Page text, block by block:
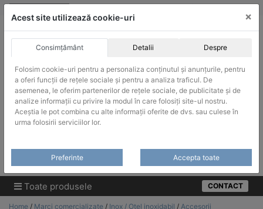
Skip
ACHIZITII PUBLICE
Produsele pot fi achizitionate si in sistemul SEAP / SICAP
Products
Toate produsele CONTACT
Home / Marci comercializate / Inox / Otel inoxidabil / Accesorii
Acest site utilizează cookie-uri ×
Consimțământ Detalii Despre
Folosim cookie-uri pentru a personaliza conținutul și anunțurile, pentru
a oferi funcții de rețele sociale și pentru a analiza traficul. De
asemenea, le oferim partenerilor de rețele sociale, de publicitate și de
analize informații cu privire la modul în care folosiți site-ul nostru.
Aceștia le pot combina cu alte informații oferite de dvs. sau culese în
urma folosirii serviciilor lor.
Preferinte Accepta toate